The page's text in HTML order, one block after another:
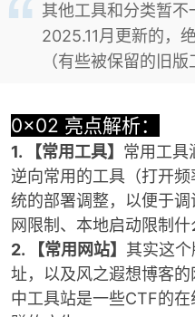
其他工具和分类暂
2025.11月更新的，
（有些被保留的旧
0x02 亮点解析：
1. 【常用工具】 常用工具
逆向常用的工具（打开
统的部署调整，以便于
网限制、本地启动限制什
2. 【常用网站】 其实这
址，以及风之遐想博客
中工具站是一些CTF的